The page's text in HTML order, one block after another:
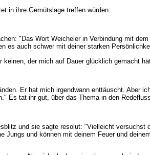
in ihre Gemütslage treffen würden.
"Das Wort Weicheier in Verbindung mit
es auch schwer mit deiner starken
der mich auf Dauer glücklich gemacht
Er hat mich irgendwann enttäuscht. Aber
Es tat ihr gut, über das Thema in den
und sie sagte resolut: "Vielleicht versuchst
und können mit deinem Feuer und